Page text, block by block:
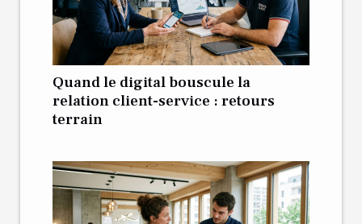
Quand le digital bouscule la
relation client-service : retours
terrain